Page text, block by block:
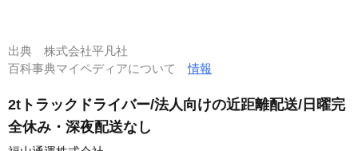
出典 株式会社平凡社
百科事典マイペディアについて情報
2tトラックドライバー/法人向けの近距離配送/日曜完
全休み・深夜配送なし